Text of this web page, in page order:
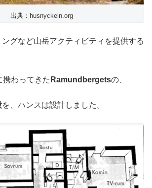
出典：husnyckeln.org
グなど山岳アクティビティを提供する
わってきた Ramundbergetsの、
を、ハンスは設計しました。